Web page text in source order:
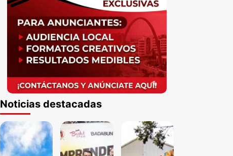
Noticias destacadas